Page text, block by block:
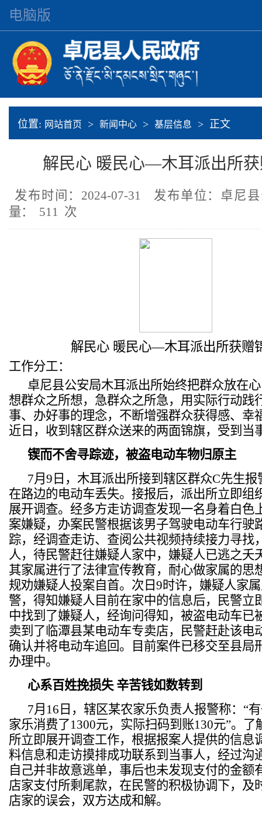
电脑版
位置: 网站首页 > 新闻中心 > 基层信息 > 正文
解民心 暖民心—木耳派出所
发布时间：2024-07-31
发布单位：卓尼
量：
511 次
解民心 暖民心—木耳派出所获赠
工作分工：
卓尼县公安局木耳派出所始终把群众放在
想群众之所想，急群众之所急，用实际行动践
事、办好事的理念，不断增强群众获得感、幸
近日，收到辖区群众送来的两面锦旗，受到当
锲而不舍寻踪迹，被盗电动车物归原主
7月9日，木耳派出所接到辖区群众C先生报
在路边的电动车丢失。接报后，派出所立即组
展开调查。经多方走访调查发现一名身着白色
案嫌疑，办案民警根据该男子驾驶电动车行驶
踪，经调查走访、查阅公共视频持续接力寻找
人，待民警赶往嫌疑人家中，嫌疑人已逃之夭
其家属进行了法律宣传教育，耐心做家属的思
规劝嫌疑人投案自首。 次日9时许，嫌疑人家
警，得知嫌疑人目前在家中的信息后，民警立
中找到了嫌疑人，经询问得知，被盗电动车已
卖到了临潭县某电动车专卖店，民警赶赴该电
确认并将电动车追回。目前案件已移交至县局
办理中。
心系百姓挽损失辛苦钱如数转到
7月16日，辖区某农家乐负责人报警称：“
家乐消费了1300元，实际扫码到账130元”。了
所立即展开调查工作，根据报案人提供的信息
料信息和走访摸排成功联系到当事人，经过沟
自己并非故意逃单，事后也未发现支付的金额
店家支付所剩尾款，在 民警的积极协调下，及
店家的误会，双方达成和解。